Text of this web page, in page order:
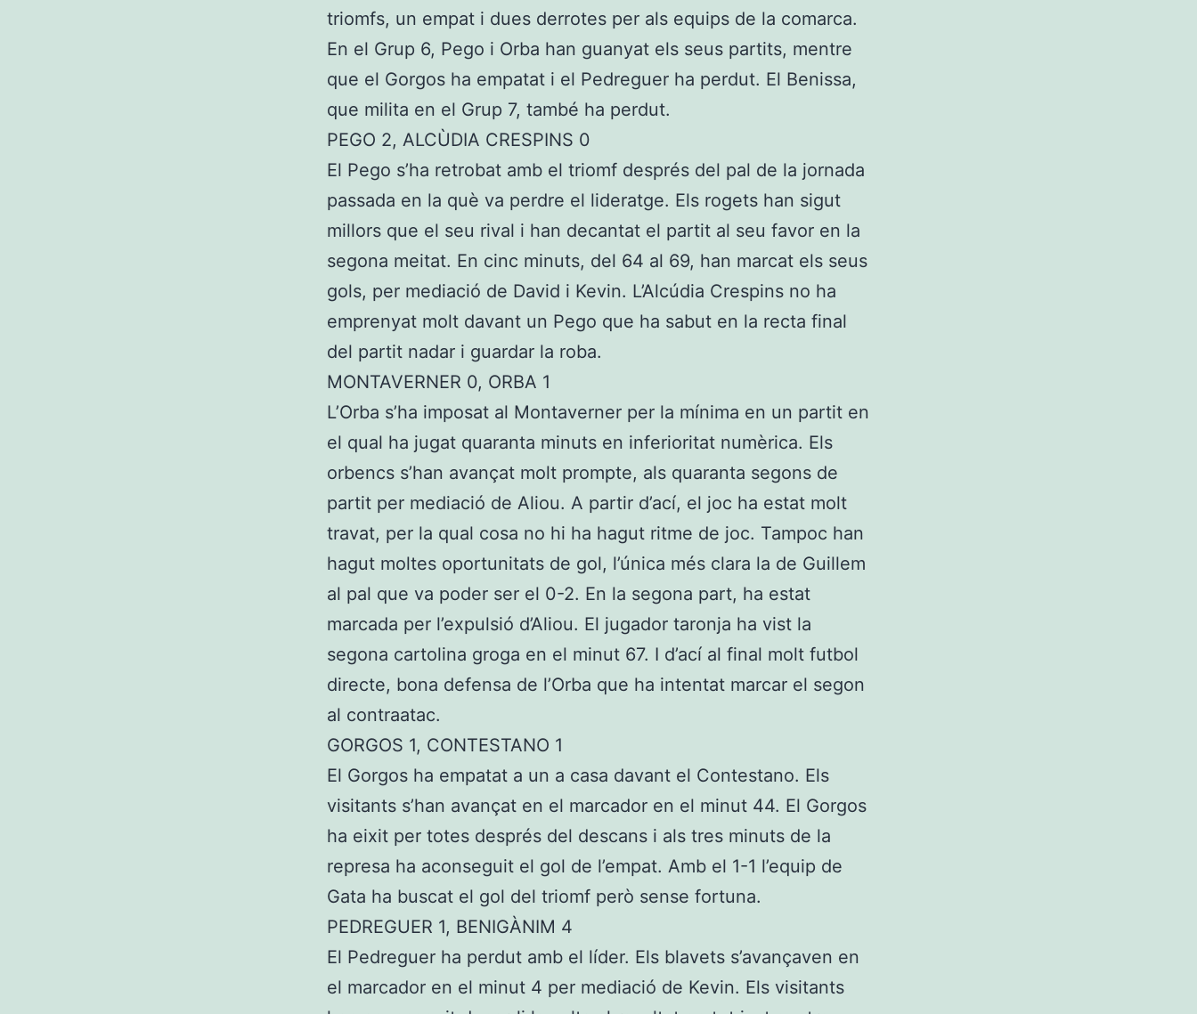
triomfs, un empat i dues derrotes per als equips de la comarca.
En el Grup 6, Pego i Orba han guanyat els seus partits, mentre
que el Gorgos ha empatat i el Pedreguer ha perdut. El Benissa,
que milita en el Grup 7, també ha perdut.
PEGO 2, ALCÙDIA CRESPINS 0
El Pego s’ha retrobat amb el triomf després del pal de la jornada
passada en la què va perdre el lideratge. Els rogets han sigut
millors que el seu rival i han decantat el partit al seu favor en la
segona meitat. En cinc minuts, del 64 al 69, han marcat els seus
gols, per mediació de David i Kevin. L’Alcúdia Crespins no ha
emprenyat molt davant un Pego que ha sabut en la recta final
del partit nadar i guardar la roba.
MONTAVERNER 0, ORBA 1
L’Orba s’ha imposat al Montaverner per la mínima en un partit en
el qual ha jugat quaranta minuts en inferioritat numèrica. Els
orbencs s’han avançat molt prompte, als quaranta segons de
partit per mediació de Aliou. A partir d’ací, el joc ha estat molt
travat, per la qual cosa no hi ha hagut ritme de joc. Tampoc han
hagut moltes oportunitats de gol, l’única més clara la de Guillem
al pal que va poder ser el 0-2. En la segona part, ha estat
marcada per l’expulsió d’Aliou. El jugador taronja ha vist la
segona cartolina groga en el minut 67. I d’ací al final molt futbol
directe, bona defensa de l’Orba que ha intentat marcar el segon
al contraatac.
GORGOS 1, CONTESTANO 1
El Gorgos ha empatat a un a casa davant el Contestano. Els
visitants s’han avançat en el marcador en el minut 44. El Gorgos
ha eixit per totes després del descans i als tres minuts de la
represa ha aconseguit el gol de l’empat. Amb el 1-1 l’equip de
Gata ha buscat el gol del triomf però sense fortuna.
PEDREGUER 1, BENIGÀNIM 4
El Pedreguer ha perdut amb el líder. Els blavets s’avançaven en
el marcador en el minut 4 per mediació de Kevin. Els visitants